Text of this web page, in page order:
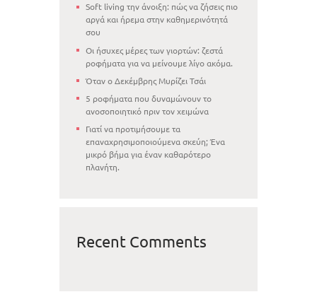
Soft living την άνοιξη: πώς να ζήσεις πιο
αργά και ήρεμα στην καθημερινότητά
σου
Οι ήσυχες μέρες των γιορτών: ζεστά
ροφήματα για να μείνουμε λίγο ακόμα.
Όταν ο Δεκέμβρης Μυρίζει Τσάι
5 ροφήματα που δυναμώνουν το
ανοσοποιητικό πριν τον χειμώνα
Γιατί να προτιμήσουμε τα
επαναχρησιμοποιούμενα σκεύη; Ένα
μικρό βήμα για έναν καθαρότερο
πλανήτη.
Recent Comments